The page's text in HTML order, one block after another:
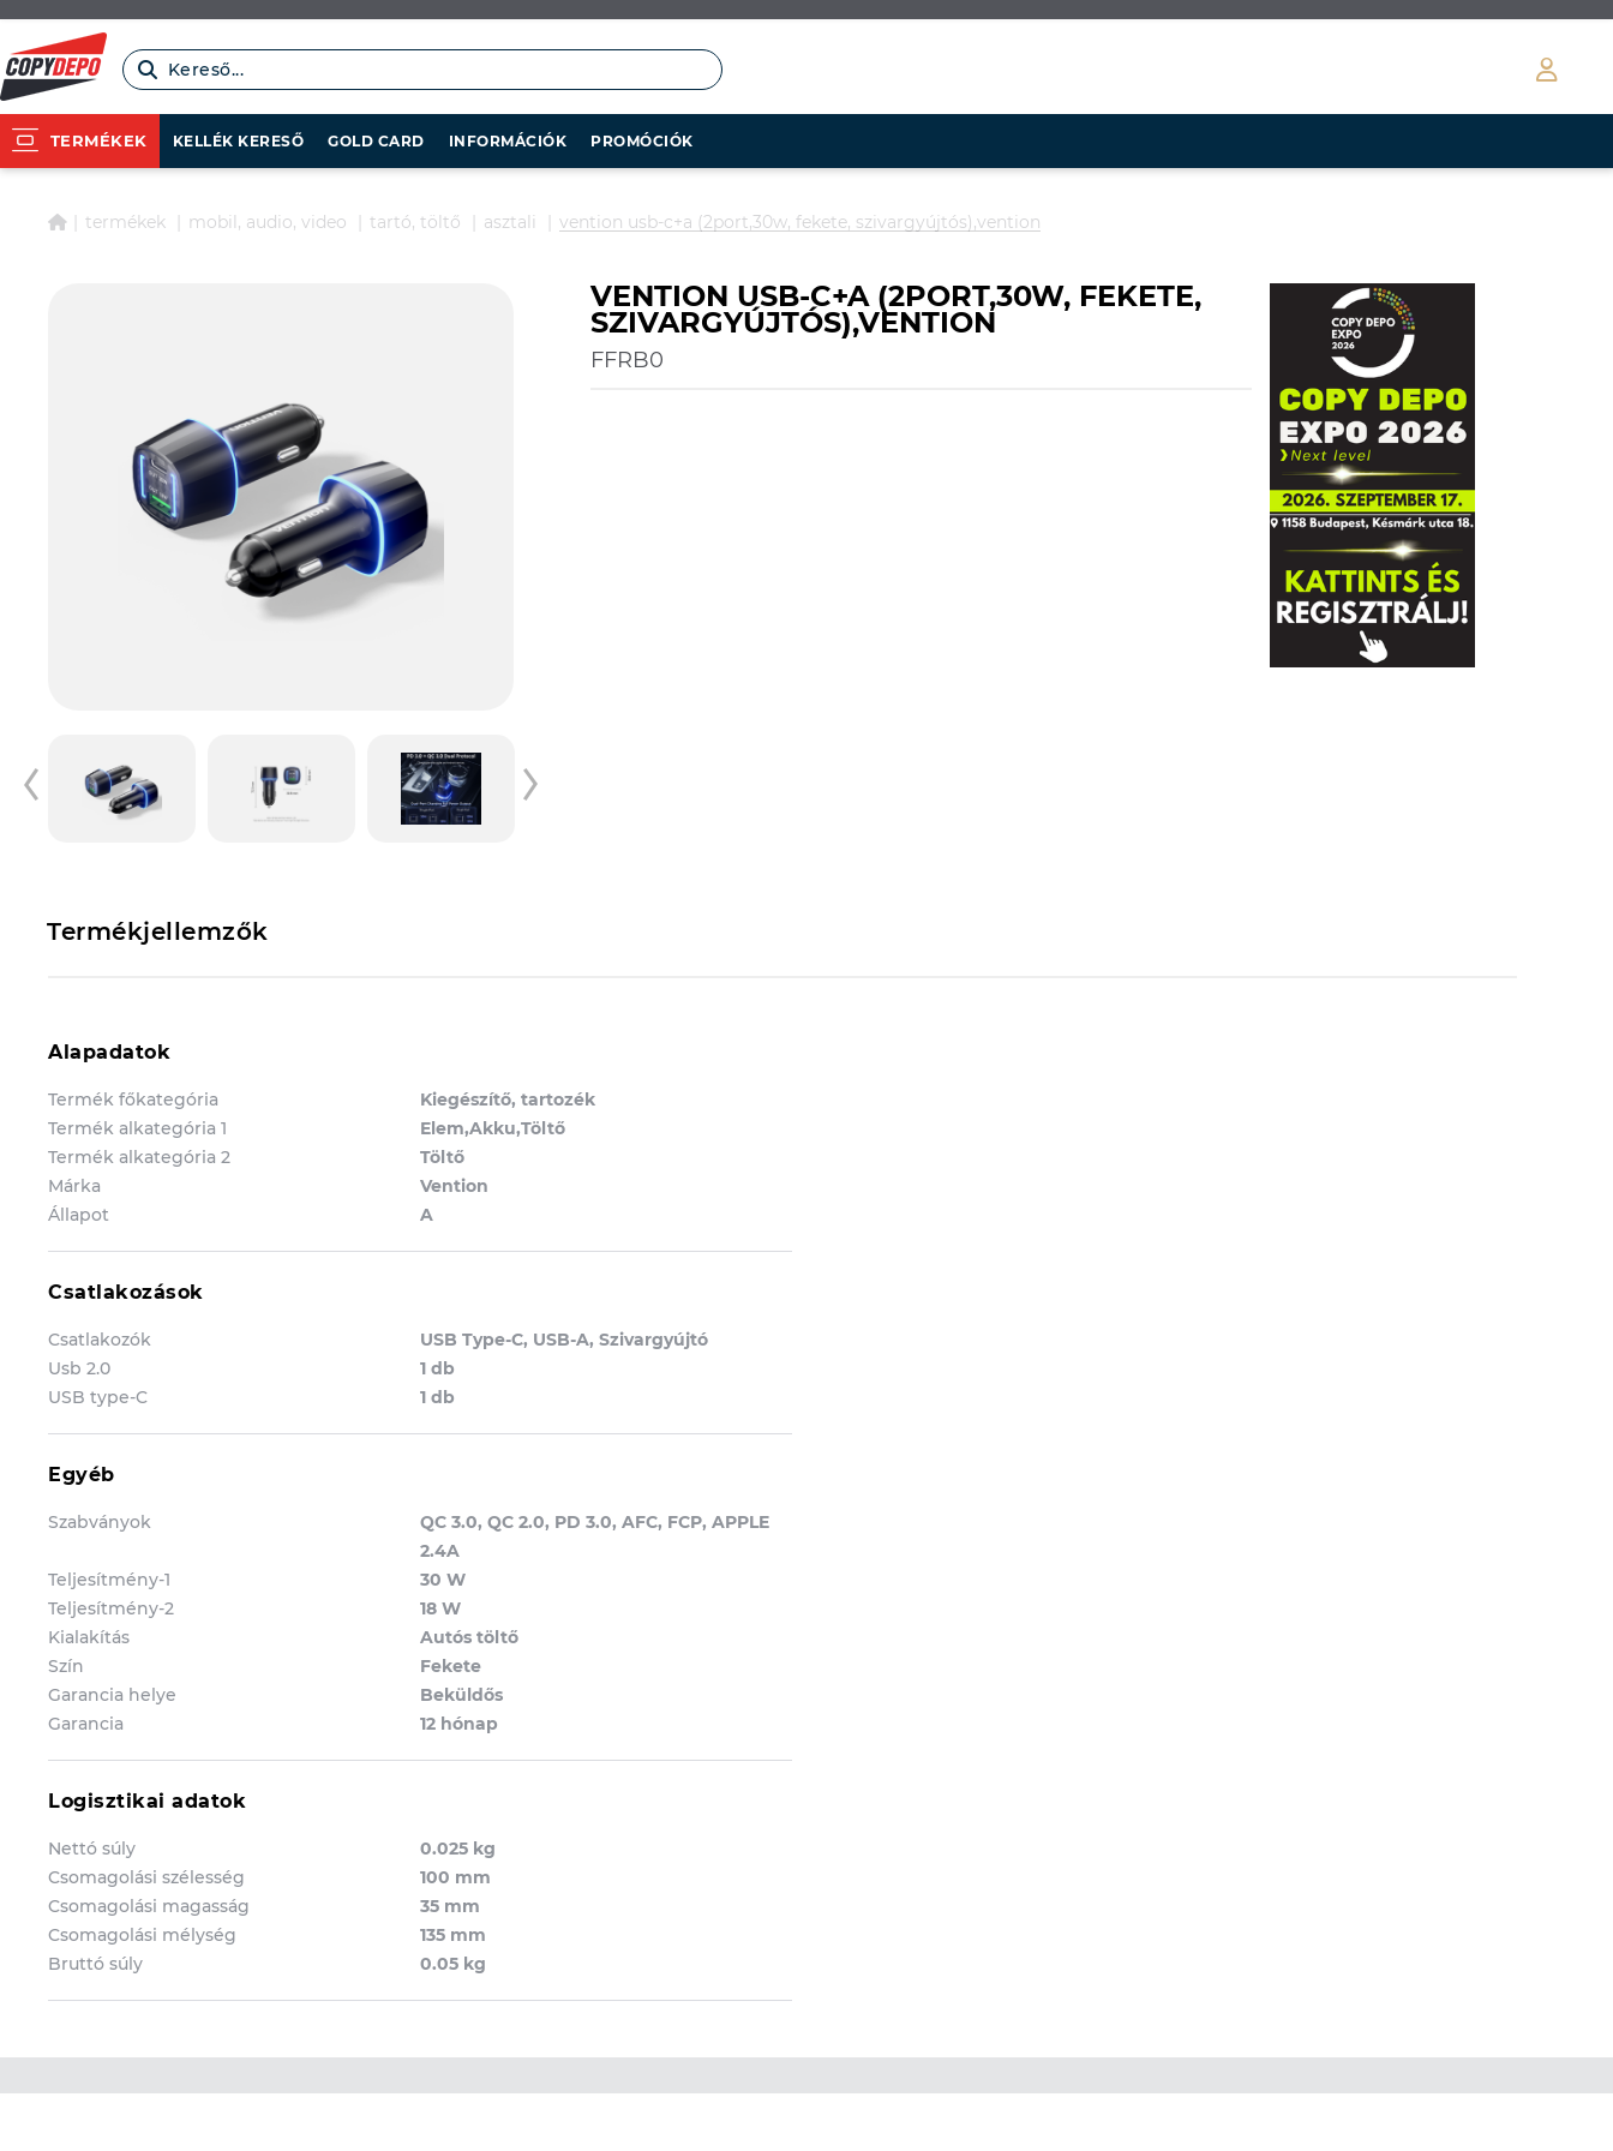
Kereső...
TERMÉKEK KELLÉK KERESŐ GOLD CARD INFORMÁCIÓK PROMÓCIÓK
termékek mobil, audio, video tartó, töltő asztali vention usb-c+a (2port,30w, fekete, szivargyújtós),vention
VENTION USB-C+A (2PORT,30W, FEKETE,
SZIVARGYÚJTÓS),VENTION
FFRB0
Termékjellemzők
Alapadatok
Termék főkategória
Kiegészítő, tartozék
Termék alkategória 1
Elem,Akku,Töltő
Termék alkategória 2
Töltő
Márka
Vention
Állapot
A
Csatlakozások
Csatlakozók
USB Type-C, USB-A, Szivargyújtó
Usb 2.0
1 db
USB type-C
1 db
Egyéb
Szabványok
QC 3.0, QC 2.0, PD 3.0, AFC, FCP, APPLE
2.4A
Teljesítmény-1
30 W
Teljesítmény-2
18 W
Kialakítás
Autós töltő
Szín
Fekete
Garancia helye
Beküldős
Garancia
12 hónap
Logisztikai adatok
Nettó súly
0.025 kg
Csomagolási szélesség
100 mm
Csomagolási magasság
35 mm
Csomagolási mélység
135 mm
Bruttó súly
0.05 kg